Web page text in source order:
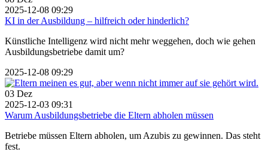
2025-12-08 09:29
KI in der Ausbildung – hilfreich oder hinderlich?
Künstliche Intelligenz wird nicht mehr weggehen, doch wie gehen
Ausbildungsbetriebe damit um?
2025-12-08 09:29
03 Dez
2025-12-03 09:31
Warum Ausbildungsbetriebe die Eltern abholen müssen
Betriebe müssen Eltern abholen, um Azubis zu gewinnen. Das steht
fest.